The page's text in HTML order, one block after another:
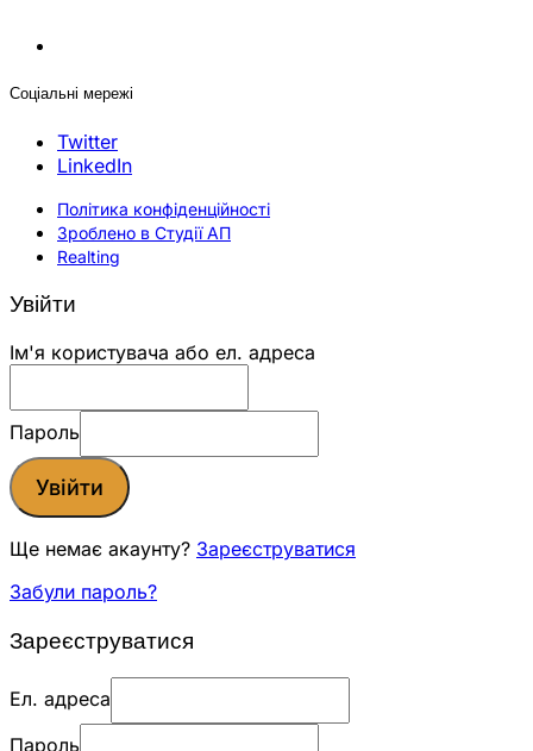
Соціальні мережі
Twitter
LinkedIn
Політика конфіденційності
Зроблено в Студії АП
Realting
Увійти
Ім'я користувача або ел. адреса
Пароль
Увійти
Ще немає акаунту? Зареєструватися
Забули пароль?
Зареєструватися
Ел. адреса
Пароль